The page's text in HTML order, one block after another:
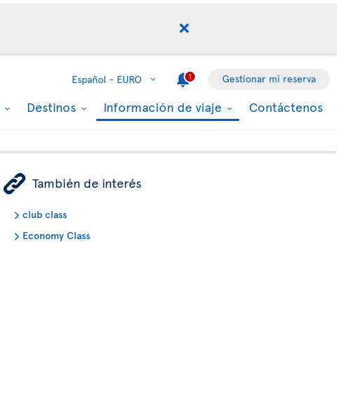
Español - EURO 1 Gestionar mi reserva
Destinos Información de viaje Contáctenos
ÿ También de interés
club class
Economy Class